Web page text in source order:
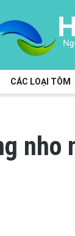
CÁC LOẠI TÔM
nho